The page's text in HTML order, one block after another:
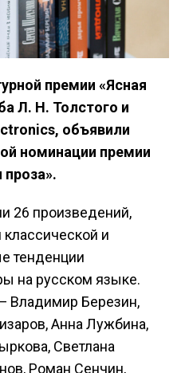
премии «Ясная
Л. Н. Толстого и
объявили
номинации премии
26 произведений,
и
тенденции
на русском языке.
Владимир Березин,
Анна Лужбина,
Светлана
Роман Сенчин,